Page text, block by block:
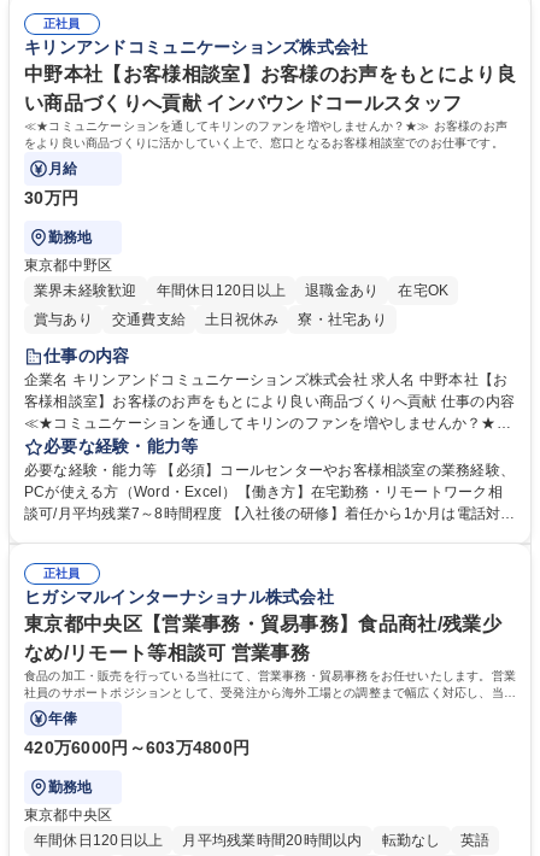
幅広く経験を積みたい意欲がある方に最適な環境です。 募集職種 【総
務・人事】未経験歓迎/日立グループ/組織運営を支えるゼネラリストを目
指す
のご経験 ■労務管理（給与計算・社会保険手続き・勤怠管理など）の経験
■衛生管理者の資格をお持ちの方 学歴・資格 学歴：大学院 大学 高専 短大
専修学校 高校 語学力： 資格：
正社員
キリンアンドコミュニケーションズ株式会社
中野本社【お客様相談室】お客様のお声をもとにより良
い商品づくりへ貢献 インバウンドコールスタッフ
≪★コミュニケーションを通してキリンのファンを増やしませんか？★≫ お客様のお声
をより良い商品づくりに活かしていく上で、窓口となるお客様相談室でのお仕事です。
月給
30万円
勤務地
東京都中野区
業界未経験歓迎
年間休日120日以上 退職金あり
在宅OK
賞与あり
交通費支給 土日祝休み 寮・社宅あり
仕事の内容
企業名 キリンアンドコミュニケーションズ株式会社 求人名 中野本社【お
客様相談室】お客様のお声をもとにより良い商品づくりへ貢献 仕事の内容
≪★コミュニケーションを通してキリンのファンを増やしませんか？★≫
お客様のお声をより良い商品づくりに活かしていく上で、窓口となるお客
様相談室でのお仕事です。 日々お客様からいただくキリングループへのご
意見を、企業活動に活かしています。お客様からの声に迅速かつ誠意をも
って対応、情報提供するとともにグループ内活動に反映しています。 【具
平均100件前後■メール・手紙：同上40件前後 募集職種 中野本社【お客様
相談室】お客様のお声をもとにより良い商品づくりへ貢献
必要な経験・能力等
必要な経験・能力等 【必須】コールセンターやお客様相談室の業務経験、
PCが使える方（Word・Excel）【働き方】在宅勤務・リモートワーク相
談可/月平均残業7～8時間程度 【入社後の研修】着任から1か月は電話対応
すのでご安心ください。 【当社について】キリングループの広報機能を担
う会社として、お客様との出会いを大切にし、磨き上げたホスピタリティ
を込めてコミュニケーションをとりながら広報関連業務を行っておりま
す。 学歴・資格 学歴：大学院 大学 高専 短大 専修学校 高校 語学力： 資
格：
正社員
ヒガシマルインターナショナル株式会社
東京都中央区【営業事務・貿易事務】食品商社/残業少
なめ/リモート等相談可 営業事務
食品の加工・販売を行っている当社にて、営業事務・貿易事務をお任せいたします。営業
社員のサポートポジションとして、受発注から海外工場との調整まで幅広く対応し、当社
事業の根幹を支えていただきます。
年俸
420万6000円～603万4800円
勤務地
東京都中央区
年間休日120日以上
月平均残業時間20時間以内 転勤なし 英語